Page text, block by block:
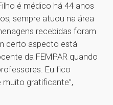
é médico há 44 anos
sempre atuou na área
recebidas foram
certo aspecto está
da FEMPAR quando
Eu fico
muito gratificante”,